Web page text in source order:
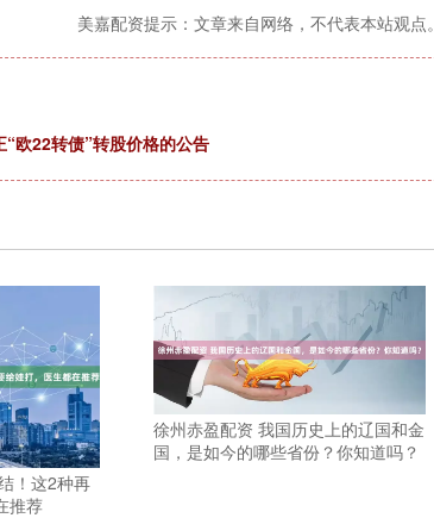
美嘉配资提示：文章来自网络，不代表本站观点。
欧22转债”转股价格的公告
！这2种再
推荐
徐州赤盈配资 我国历史上的辽国和金
国，是如今的哪些省份？你知道吗？